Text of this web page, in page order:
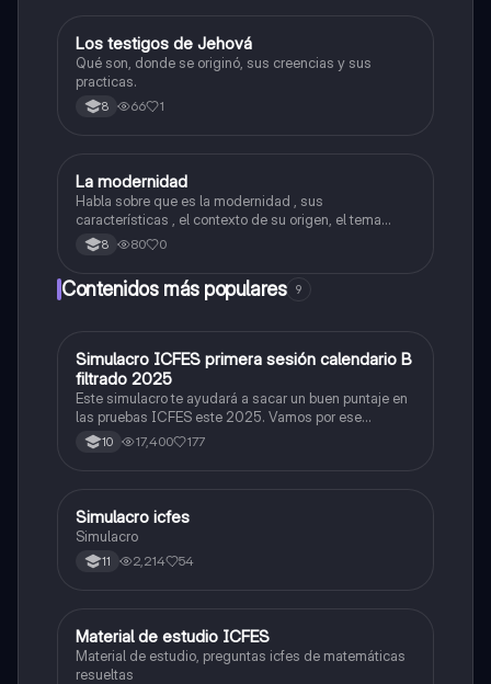
Religión
Los testigos de Jehová
Qué son, donde se originó, sus creencias y sus
practicas.
8 66 1
Religión
La modernidad
Habla sobre que es la modernidad , sus
características , el contexto de su origen, el tema
central, entre otros.
8 80 0
Contenidos más populares 9
ICFES: Matemáticas
Simulacro ICFES primera sesión calendario B
filtrado 2025
Este simulacro te ayudará a sacar un buen puntaje en
las pruebas ICFES este 2025. Vamos por ese
500/500. Y poder ser admitido en la universidad que
quieras, estudiar la carrera que quieres y no la que te
10 17,400 177
ICFES: Lectura Crítica
Simulacro icfes
Simulacro
11 2,214 54
ICFES: Matemáticas
Material de estudio ICFES
Material de estudio, preguntas icfes de matemáticas
resueltas